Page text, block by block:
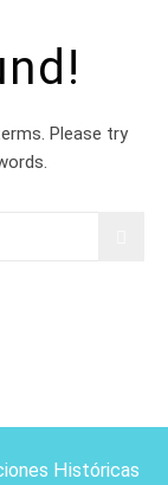
Please try
Históricas